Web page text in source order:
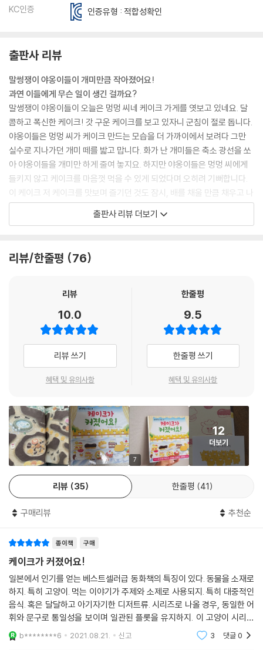
KC인증 인증유형 : 적합성확인
출판사 리뷰
말썽쟁이 야옹이들이 개미만큼 작아졌어요!
과연 이들에게 무슨 일이 생긴 걸까요?
말썽쟁이 야옹이들이 오늘은 멍멍 씨네 케이크 가게를 엿보고 있네요. 달
콤하고 폭신한 케이크! 갓 구운 케이크를 보고 있자니 군침이 절로 돕니다.
야옹이들은 멍멍 씨가 케이크 만드는 모습을 더 가까이에서 보려다 그만
실수로 지나가던 개미 떼를 밟고 맙니다. 화가 난 개미들은 축소 광선을 쏘
아 야옹이들을 개미만 하게 줄여 놓지요. 하지만 야옹이들은 멍멍 씨에게
들키지 않고 케이크를 마음껏 먹을 수 있게 되었다며 오히려 기뻐합니다.
이 케이크 저 케이크를 맛보며 즐기던 것도 잠시, 배를 채울 만큼 채우고 나
니 몸집이 이렇게 작아서는 물 한 잔도 마음대로 따라 마실 수 없다는 것을
깨닫게 됩니다. 한 손으로도 거뜬히 들던 물병이 이제는 거대한 빌딩처럼
야옹이들은 무사히 제 모습으로 돌아올 수 있을까요?
말썽은 신나게, 반성은 열심히!
구도 노리코 작가의 「우당탕탕 야옹이」 시리즈는 고양이와 아이의 특성을
절묘하게 결합한 글과 그림으로 아이부터 어른까지 전 연령대에 걸쳐 널리
사랑받는 그림책입니다. 일본에서 시리즈 통산 200만 부 이상 판매된 베
스트셀러이며, 한국과 대만을 비롯한 아시아 전역에서 열렬한 사랑을 받고
야옹이들은 아이들을 쏙 닮았습니다. 들키면 혼날 줄 뻔히 알면서도 말썽
을 피울 때 느끼는 짜릿한 행복감에 늘 먼저 저지르고 보지요. 제멋대로 구
는 말썽쟁이들이지만, 그래도 저희들이 잘못한 걸 모르지는 않습니다. 야
옹이들은 이번에도 자신들 때문에 케이크 가게가 엉망이 되어 장사를 하지
못하게 된 멍멍 씨 앞에 옹기종기 무릎을 꿇고 앉아 잘못을 빕니다. 애당초
남의 가게에 몰래 숨어든 것도 잘못인데, 손님들 몫의 케이크까지 몽땅 먹
어 버렸으니 멍멍 씨가 머리끝까지 화가 날 만도 하지요. 하지만 잘못을 인
옹이들은 군말 없이 멍멍 씨가 시키는 일을 열심히 해냅니다. 잘못을 했으
번 다짐하지만, 모락모락 피어오르는 호기심과 식탐만은 야옹이들도 어쩔
수 없나 봅니다. 게슴츠레 뜬 눈으로 호시탐탐 말썽부릴 기회를 노리는 야
옹이들이 다음에는 어떤 엄청난 사건을 벌일지 벌써부터 기대가 됩니다.
출판사 리뷰 더보기
리뷰/한줄평 76
리뷰
10.0
리뷰 쓰기
혜택 및 유의사항
한줄평
9.5
한줄평 쓰기
혜택 및 유의사항
7
12
더보기
리뷰 35 한줄평 41
구매리뷰 추천순
종이책 구매
케이크가 커졌어요!
일본에서 인기를 얻는 베스트셀러급 동화책의 특징이 있다. 동물을 소재로
하지. 특히 고양이. 먹는 이야기가 주제와 소제로 사용되지. 특히 대중적인
음식. 혹은 달달하고 아기자기한 디저트류. 시리즈로 나올 경우, 동일한 어
휘와 문구로 통일성을 보이며 일관된 플롯을 유지하지. 이 고양이 시리즈
의 경우에도 8권을 한권 한권 읽다보면 동일하게 반복되는 단어, 문장, 어
구가 눈에
b********6 2021.08.21. 신고 3 댓글0